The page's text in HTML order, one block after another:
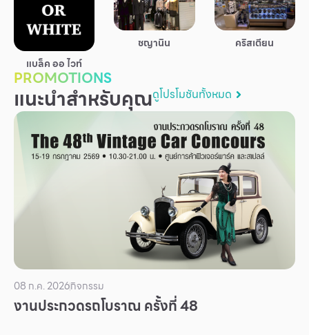
มีอะไรใหม่
แผนผังร้านค้า
บริการ
เพื่อสังคม
ฟิวเจอร์ซิตี้
ร่วมงานกับเรา
สมัครงาน
สิทธิประโยชน์ที่ฟิวเจอร์พาร์ค
แบล็ค ออ ไวท์
ชญานิน คริสเตียน
PROMOTIONS
แนะนำสำหรับคุณดูโปรโมชันทั้งหมด
08 ก.ค. 2026กิจกรรม
งานประกวดรถโบราณ ครั้งที่ 48